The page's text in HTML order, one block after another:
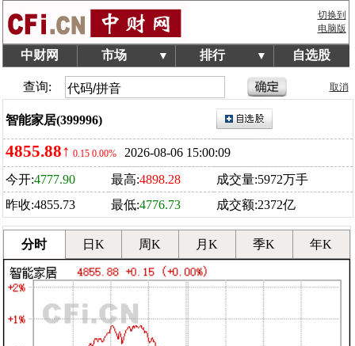
切换到
电脑版
中财网 市场 ▼ 排行 ▼ 自选股
查询: 取消
智能家居(399996)
4855.88↑ 0.150.00%
2026-08-06 15:00:09
今开:4777.90 最高:4898.28
成交量:5972万手
昨收:4855.73
最低:4776.73 成交额:2372亿
分时 日K 周K 月K 季K 年K